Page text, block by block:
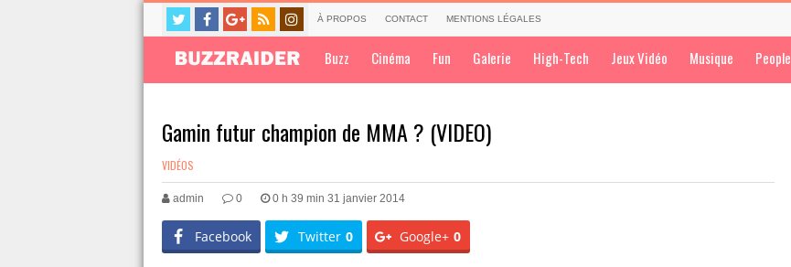
À PROPOS CONTACT MENTIONS LÉGALES
Buzz Cinéma Fun Galerie High-Tech Jeux Vidéo Musique People
Gamin futur champion de MMA ? (VIDEO)
VIDÉOS
admin 0 0 h 39 min 31 janvier 2014
Facebook Twitter 0 Google+ 0